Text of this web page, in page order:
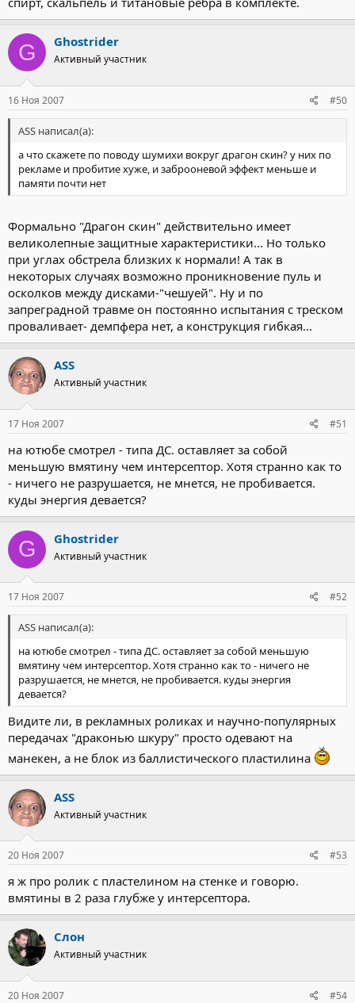
G Ghostrider
Активный участник
16 Ноя 2007 #50
ASS написал(а):
а что скажете по поводу шумихи вокруг драгон скин? у них по
рекламе и пробитие хуже, и заброоневой эффект меньше и
памяти почти нет
Формально "Драгон скин" действительно имеет
великолепные защитные характеристики... Но только
при углах обстрела близких к нормали! А так в
некоторых случаях возможно проникновение пуль и
осколков между дисками-"чешуей". Ну и по
запреградной травме он постоянно испытания с треском
проваливает- демпфера нет, а конструкция гибкая...
ASS
Активный участник
17 Ноя 2007 #51
на ютюбе смотрел - типа ДС. оставляет за собой
меньшую вмятину чем интерсептор. Хотя странно как то
- ничего не разрушается, не мнется, не пробивается.
куды энергия девается?
G Ghostrider
Активный участник
17 Ноя 2007 #52
ASS написал(а):
на ютюбе смотрел - типа ДС. оставляет за собой меньшую
вмятину чем интерсептор. Хотя странно как то - ничего не
разрушается, не мнется, не пробивается. куды энергия
девается?
Видите ли, в рекламных роликах и научно-популярных
передачах "драконью шкуру" просто одевают на
манекен, а не блок из баллистического пластилина
ASS
Активный участник
20 Ноя 2007 #53
я ж про ролик с пластелином на стенке и говорю.
вмятины в 2 раза глубже у интерсептора.
Слон
Активный участник
20 Ноя 2007 #54